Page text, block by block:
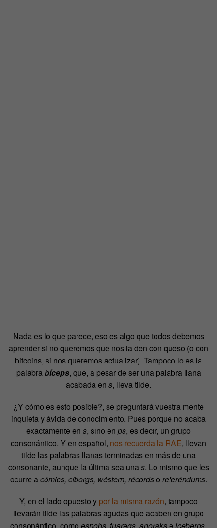
Nada es lo que parece, eso es algo que todos debemos
aprender si no queremos que nos la den con queso (o con
bitcoins, si nos queremos actualizar). Tampoco lo es la
palabrabíceps, que, a pesar de ser una palabra llana
acabada en s, lleva tilde.
¿Y cómo es esto posible?, se preguntará vuestra mente
inquieta y ávida de conocimiento. Pues porque no acaba
exactamente en s, sino en ps, es decir, un grupo
consonántico. Y en español, nos recuerda la RAE, llevan
tilde las palabras llanas terminadas en más de una
consonante, aunque la última sea unas. Lo mismo que les
ocurre acómics, cíborgs, wéstern, récordso referéndums.
Y, en el lado opuesto y por la misma razón, tampoco
llevarán tilde las palabras agudas que acaben en grupo
consonántico, como esnobs, tuaregs, anorakse icebergs.